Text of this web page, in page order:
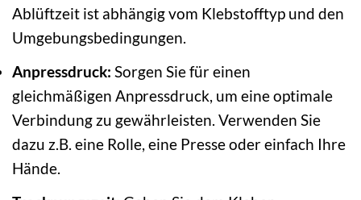
Ablüftzeit ist abhängig vom Klebstofftyp und den
Umgebungsbedingungen.
Anpressdruck: Sorgen Sie für einen
gleichmäßigen Anpressdruck, um eine optimale
Verbindung zu gewährleisten. Verwenden Sie
dazu z.B. eine Rolle, eine Presse oder einfach Ihre
Hände.